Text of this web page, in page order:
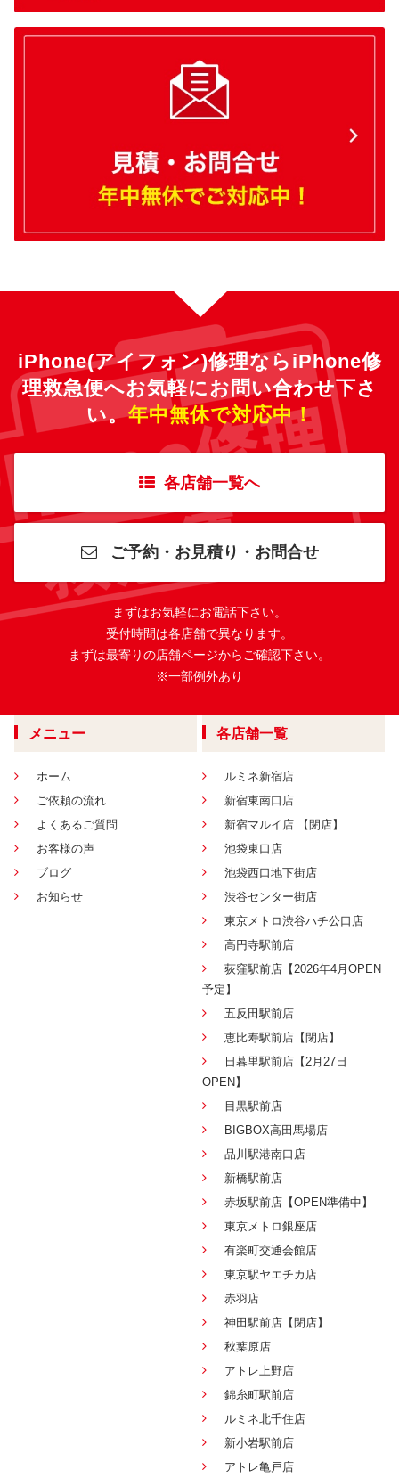
iPhone(アイフォン)修理ならiPhone修
理救急便へお気軽にお問い合わせ下さ
い。年中無休で対応中！
各店舗一覧へ
ご予約・お見積り・お問合せ
まずはお気軽にお電話下さい。
受付時間は各店舗で異なります。
まずは最寄りの店舗ページからご確認下さい。
※一部例外あり
メニュー
ホーム
ご依頼の流れ
よくあるご質問
お客様の声
ブログ
お知らせ
各店舗一覧
ルミネ新宿店
新宿東南口店
新宿マルイ店 【閉店】
池袋東口店
池袋西口地下街店
渋谷センター街店
東京メトロ渋谷ハチ公口店
高円寺駅前店
荻窪駅前店【2026年4月OPEN
予定】
五反田駅前店
恵比寿駅前店【閉店】
日暮里駅前店【2月27日
OPEN】
目黒駅前店
BIGBOX高田馬場店
品川駅港南口店
新橋駅前店
赤坂駅前店【OPEN準備中】
東京メトロ銀座店
有楽町交通会館店
東京駅ヤエチカ店
赤羽店
神田駅前店【閉店】
秋葉原店
アトレ上野店
錦糸町駅前店
ルミネ北千住店
新小岩駅前店
アトレ亀戸店